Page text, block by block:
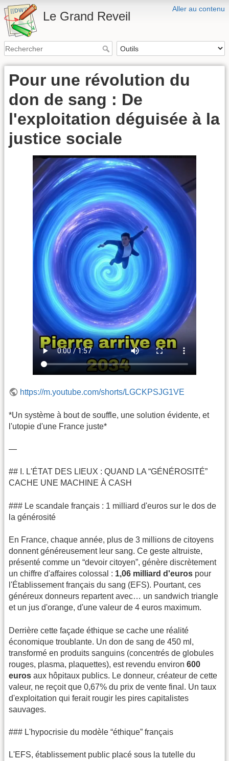
Aller au contenu
Le Grand Reveil
Pour une révolution du
don de sang : De
l'exploitation déguisée à la
justice sociale
https://m.youtube.com/shorts/LGCKPSJG1VE
*Un système à bout de souffle, une solution évidente, et
l'utopie d'une France juste*
—
## I. L'ÉTAT DES LIEUX : QUAND LA “GÉNÉROSITÉ”
CACHE UNE MACHINE À CASH
### Le scandale français : 1 milliard d'euros sur le dos de
la générosité
En France, chaque année, plus de 3 millions de citoyens
donnent généreusement leur sang. Ce geste altruiste,
présenté comme un “devoir citoyen”, génère discrètement
un chiffre d'affaires colossal : 1,06 milliard d'euros pour
l'Établissement français du sang (EFS). Pourtant, ces
généreux donneurs repartent avec… un sandwich triangle
et un jus d'orange, d'une valeur de 4 euros maximum.
Derrière cette façade éthique se cache une réalité
économique troublante. Un don de sang de 450 ml,
transformé en produits sanguins (concentrés de globules
rouges, plasma, plaquettes), est revendu environ 600
euros aux hôpitaux publics. Le donneur, créateur de cette
valeur, ne reçoit que 0,67% du prix de vente final. Un taux
d'exploitation qui ferait rougir les pires capitalistes
sauvages.
### L'hypocrisie du modèle “éthique” français
L'EFS, établissement public placé sous la tutelle du